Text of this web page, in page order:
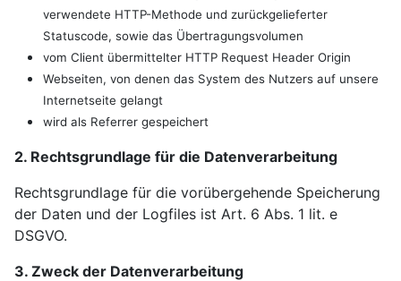
verwendete HTTP-Methode und zurückgelieferter
Statuscode, sowie das Übertragungsvolumen
vom Client übermittelter HTTP Request Header Origin
Webseiten, von denen das System des Nutzers auf unsere
Internetseite gelangt
wird als Referrer gespeichert
2. Rechtsgrundlage für die Datenverarbeitung
Rechtsgrundlage für die vorübergehende Speicherung
der Daten und der Logfiles ist Art. 6 Abs. 1 lit. e
DSGVO.
3. Zweck der Datenverarbeitung